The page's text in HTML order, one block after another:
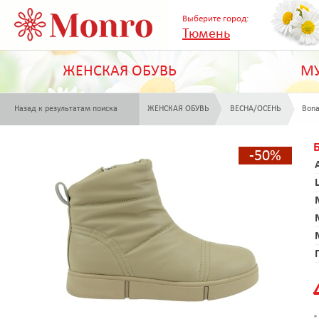
Выберите город:
Тюмень
ЖЕНСКАЯ ОБУВЬ
Назад к результатам поиска ЖЕНСКАЯ ОБУВЬ ВЕСНА/ОСЕНЬ
-50%